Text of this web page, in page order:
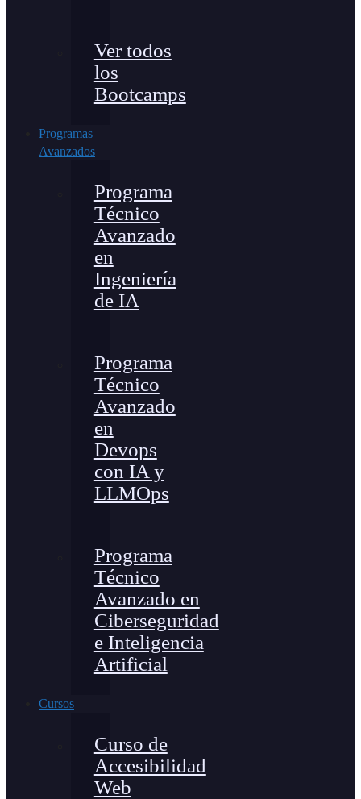
Ver todos
los
Bootcamps
Programas
Avanzados
Programa
Técnico
Avanzado
en
Ingeniería
de IA
Programa
Técnico
Avanzado
en
Devops
con IA y
LLMOps
Programa
Técnico
Avanzado en
Ciberseguridad
e Inteligencia
Artificial
Cursos
Curso de
Accesibilidad
Web